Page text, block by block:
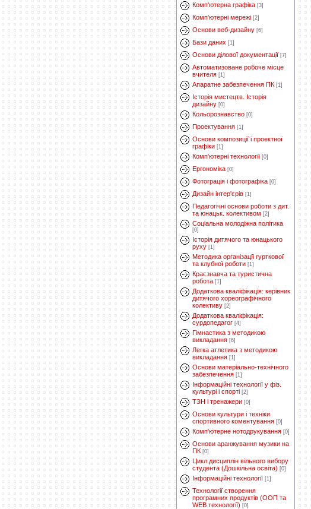
Комп'ютерна графіка [3]
Комп'ютерні мережі [2]
Основи веб-дизайну [6]
Бази даних [1]
Основи ділової документації [7]
Автоматизоване робоче місце
вчителя [1]
Апаратне забезпечення ПК [1]
Історія мистецтв. Історія
дизайну [0]
Кольорознавство [0]
Проектування [1]
Основи композиції і проектної
графіки [1]
Комп'ютерні технології [0]
Ергономіка [0]
Фотограція і фотографіка [0]
Дизайн інтер'єрів [1]
Педагогічні основи роботи з дит.
та юнацьк. колективом [2]
Соціальна молодіжна політика
[0]
Історія дитячого та юнацького
руху [1]
Методика організації гурткової
та клубної роботи [1]
Краєзнавча та туристична
робота [1]
Додаткова кваліфікація: керівник
дитячого хореографічного
колективу [2]
Додаткова кваліфікація:
сурдопедагог [4]
Гімнастика з методикою
викладання [6]
Легка атлетика з методикою
викладання [1]
Основи матеріально-технічного
забезпечення [1]
Інформаційні технології у фіз.
культурі і спорті [2]
ТЗН і тренажери [0]
Основи культури і техніки
спортивного коментування [0]
Комп'ютерне нотодрукування [0]
Основи аранжування музики на
ПК [0]
Цикл дисциплін вільного вибору
студента (Дошкільна освіта) [0]
Інформаційні технології [1]
Технології створення
програмних продуктів (ООП та
WEB технології) [0]